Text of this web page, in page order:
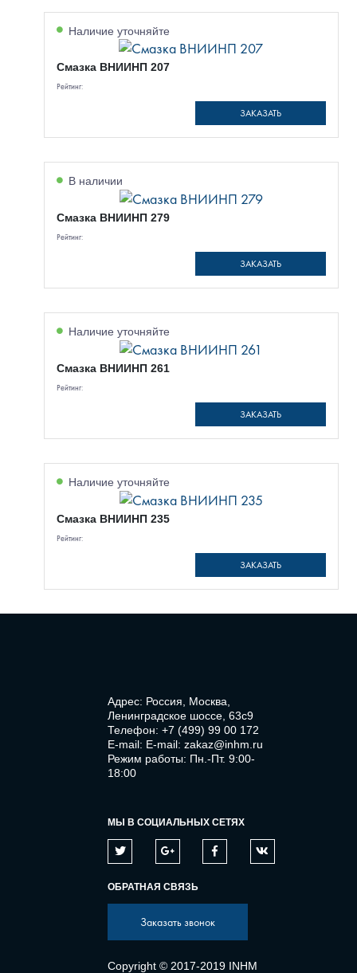
Наличие уточняйте
Смазка ВНИИНП 207
Рейтинг:
ЗАКАЗАТЬ
В наличии
Смазка ВНИИНП 279
Рейтинг:
ЗАКАЗАТЬ
Наличие уточняйте
Смазка ВНИИНП 261
Рейтинг:
ЗАКАЗАТЬ
Наличие уточняйте
Смазка ВНИИНП 235
Рейтинг:
ЗАКАЗАТЬ
Адрес: Россия, Москва,
Ленинградское шоссе, 63с9
Телефон: +7 (499) 99 00 172
E-mail: E-mail: zakaz@inhm.ru
Режим работы: Пн.-Пт. 9:00-
18:00
МЫ В СОЦИАЛЬНЫХ СЕТЯХ
ОБРАТНАЯ СВЯЗЬ
Заказать звонок
Copyright © 2017-2019 INHM